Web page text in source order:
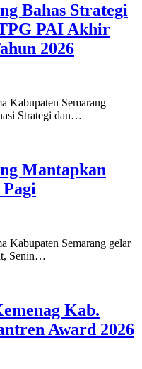
Bahas Strategi
PAI Akhir
2026
Kabupaten Semarang
Strategi dan…
Mantapkan
Kabupaten Semarang gelar
Senin…
Kab.
Award 2026